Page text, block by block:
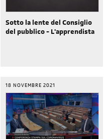
Sotto la lente del Consiglio
del pubblico - L'apprendista
18 NOVEMBRE 2021